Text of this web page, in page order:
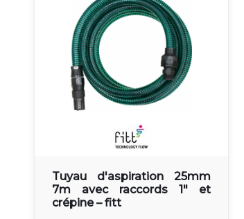
Tuyau d'aspiration 25mm
7m avec raccords 1" et
crépine – fitt